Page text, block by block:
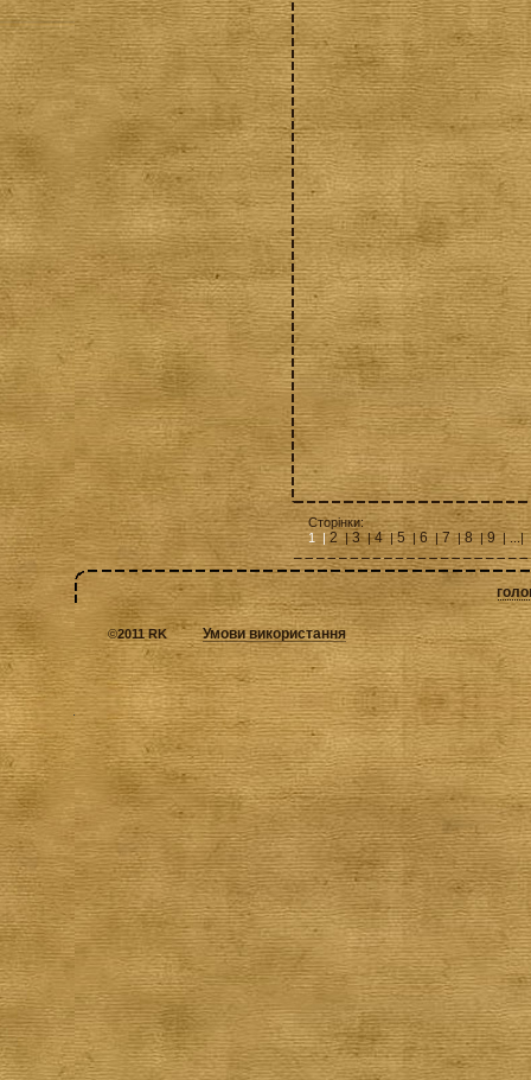
Сторінки:
1 | 2 |3|4|5| 6 | 7 |8|9|
©2011 RK Умови використання